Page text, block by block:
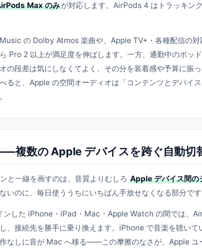
Max のみが対応します。AirPods 4 はトラッキン
の Dolby Atmos 楽曲や、Apple TV+・各種配信の対
Pro 2 以上が満足度を伸ばします。一方、通勤中のポッ
の段差は気にしなくてよく、その分を装着感や予算に振っ
ると、Apple の空間オーディオは「コンテンツとデバイ
複数の Apple デバイスを跨ぐ自動切
と一線を画すのは、音質よりむしろ Apple デバイス間の
いのに、毎日使ううちにいちばん手放せなくなる部分です
ンした iPhone・iPad・Mac・Apple Watch の間では、
、接続先を勝手に乗り換えます。iPhone で音楽を聴い
なしに音が Mac へ移る——この摩擦のなさが、Apple